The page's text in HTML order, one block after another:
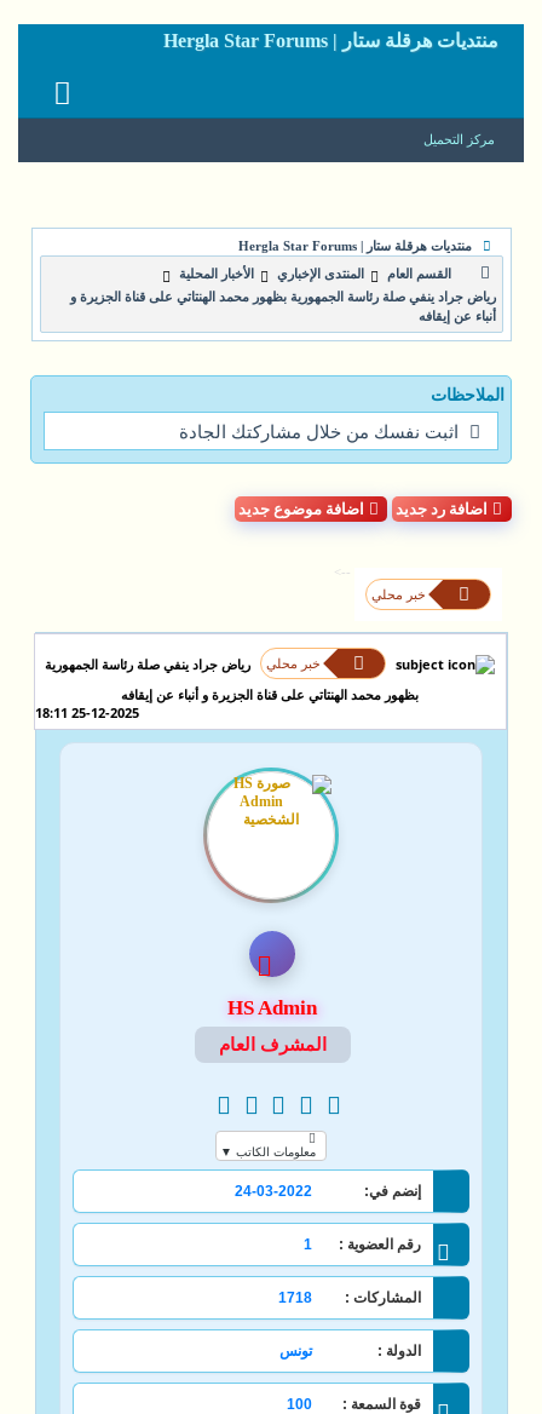
منتديات هرقلة ستار | Hergla Star Forums
مركز التحميل
منتديات هرقلة ستار | Hergla Star Forums
القسم العام
المنتدى الإخباري
الأخبار المحلية
رياض جراد ينفي صلة رئاسة الجمهورية بظهور محمد الهنتاتي على قناة الجزيرة و
أنباء عن إيقافه
الملاحظات
اثبت نفسك من خلال مشاركتك الجادة
اضافة رد جديد اضافة موضوع جديد
خبر محلي
-->
خبر محلي رياض جراد ينفي صلة رئاسة الجمهورية
بظهور محمد الهنتاتي على قناة الجزيرة و أنباء عن إيقافه
25-12-2025 18:11
HS Admin
المشرف العام
معلومات الكاتب ▼
إنضم في: 24-03-2022
رقم العضوية : 1
المشاركات : 1718
الدولة : تونس
قوة السمعة : 100